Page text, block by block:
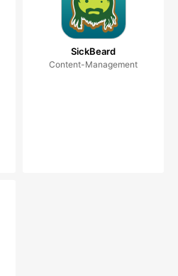
SickBeard
Content-Management